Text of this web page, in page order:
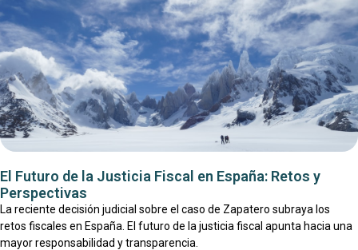
El Futuro de la Justicia Fiscal en España: Retos y
Perspectivas
La reciente decisión judicial sobre el caso de Zapatero subraya los
retos fiscales en España. El futuro de la justicia fiscal apunta hacia una
mayor responsabilidad y transparencia.